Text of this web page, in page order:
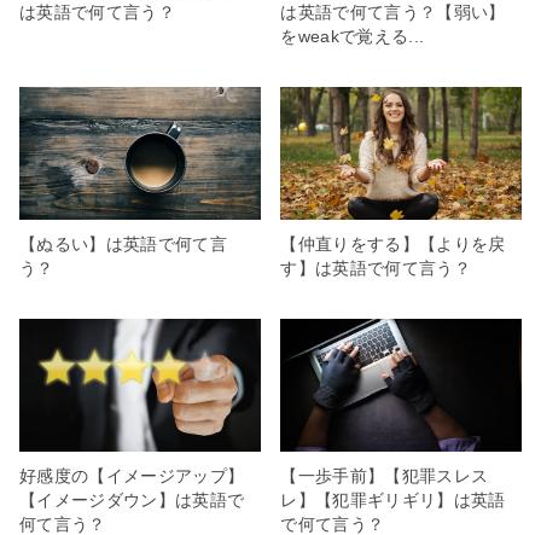
は英語で何て言う？
は英語で何て言う？【弱い】
をweakで覚える...
【ぬるい】は英語で何て言
う？
【仲直りをする】【よりを戻
す】は英語で何て言う？
好感度の【イメージアップ】
【イメージダウン】は英語で
何て言う？
【一歩手前】【犯罪スレス
レ】【犯罪ギリギリ】は英語
で何て言う？